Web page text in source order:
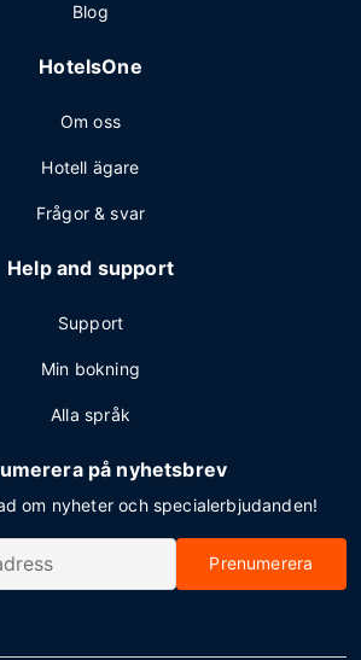
Blog
HotelsOne
Om oss
Hotell ägare
Frågor & svar
Help and support
Support
Min bokning
Alla språk
på nyhetsbrev
om nyheter och specialerbjudanden!
Prenumerera